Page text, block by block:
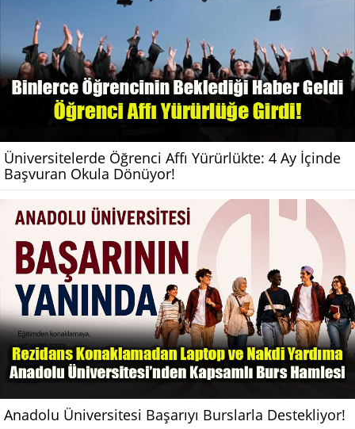
Üniversitelerde Öğrenci Affı Yürürlükte: 4 Ay İçinde
Başvuran Okula Dönüyor!
Anadolu Üniversitesi Başarıyı Burslarla Destekliyor!